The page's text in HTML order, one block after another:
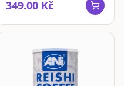
Chagou, Ashwagandhou a
MCT olejem pro vaše pohodlí.
349.00 Kč